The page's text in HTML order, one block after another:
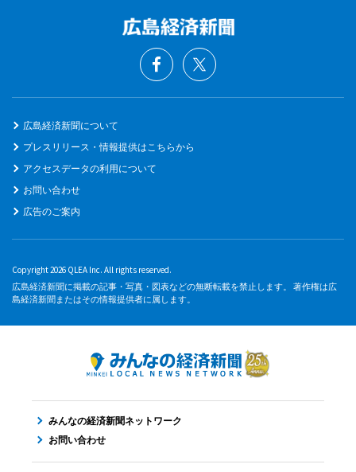
広島経済新聞について
プレスリリース・情報提供はこちらから
アクセスデータの利用について
お問い合わせ
広告のご案内
Copyright 2026 QLEA Inc. All rights reserved.
広島経済新聞に掲載の記事・写真・図表などの無断転載を禁止します。 著作権は広
島経済新聞またはその情報提供者に属します。
みんなの経済新聞ネットワーク
お問い合わせ